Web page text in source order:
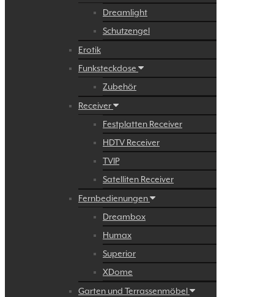
Dreamlight
Schutzengel
Erotik
Funksteckdose
Zubehör
Receiver
Festplatten Receiver
HDTV Receiver
TVIP
Satelliten Receiver
Fernbedienungen
Dreambox
Humax
Superior
XDome
Garten und Terrassenmöbel